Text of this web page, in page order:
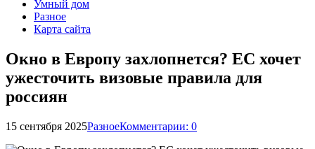
Умный дом
Разное
Карта сайта
Окно в Европу захлопнется? ЕС хочет
ужесточить визовые правила для
россиян
15 сентября 2025РазноеКомментарии: 0